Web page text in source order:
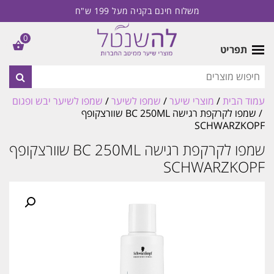
משלוח חינם בקניה מעל 199 ש"ח
תפריט
עמוד הבית/ מוצרי שיער/ שמפו לשיער/ שמפו לשיער יבש ופגום
/ שמפו לקרקפת רגישה BC 250ML שוורצקופף
SCHWARZKOPF
שמפו לקרקפת רגישה BC 250ML שוורצקופף
SCHWARZKOPF
0